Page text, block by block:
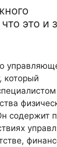
это и
который
содержит